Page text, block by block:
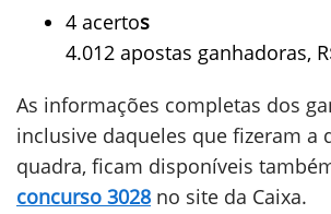
4 acertos
4.012 apostas ganhadoras,
As informações completas dos
inclusive daqueles que fizeram a
quadra, ficam disponíveis
concurso 3028 no site da Caixa.